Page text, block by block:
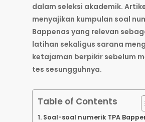
dalam seleksi akademik.
menyajikan kumpulan soal
Bappenas yang relevan
latihan sekaligus sarana
ketajaman berpikir sebelum
tes sesungguhnya.
Table of Contents
Soal-soal numerik TPA